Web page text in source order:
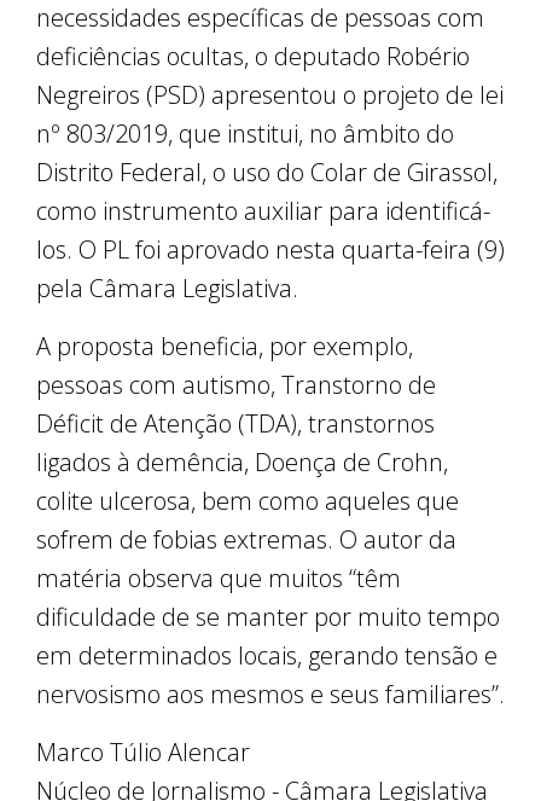
necessidades específicas de pessoas com
deficiências ocultas, o deputado Robério
Negreiros (PSD) apresentou o projeto de lei
nº 803/2019, que institui, no âmbito do
Distrito Federal, o uso do Colar de Girassol,
como instrumento auxiliar para identificá-
los. O PL foi aprovado nesta quarta-feira (9)
pela Câmara Legislativa.
A proposta beneficia, por exemplo,
pessoas com autismo, Transtorno de
Déficit de Atenção (TDA), transtornos
ligados à demência, Doença de Crohn,
colite ulcerosa, bem como aqueles que
sofrem de fobias extremas. O autor da
matéria observa que muitos “têm
dificuldade de se manter por muito tempo
em determinados locais, gerando tensão e
nervosismo aos mesmos e seus familiares”.
Marco Túlio Alencar
Núcleo de Jornalismo - Câmara Legislativa